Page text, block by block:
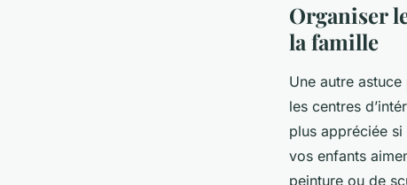
Organiser
la famille
Une autre
les centres
plus appréciée
vos enfants
peinture ou de